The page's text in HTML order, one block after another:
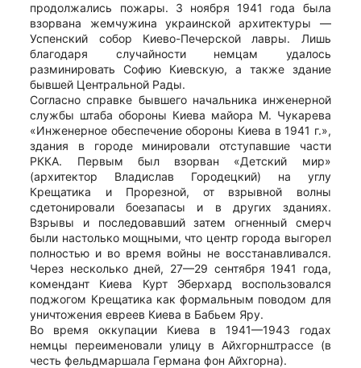
продолжались пожары. 3 ноября 1941 года была
взорвана жемчужина украинской архитектуры —
Успенский собор Киево-Печерской лавры. Лишь
благодаря случайности немцам удалось
разминировать Софию Киевскую, а также здание
бывшей Центральной Рады.
Согласно справке бывшего начальника инженерной
службы штаба обороны Киева майора М. Чукарева
«Инженерное обеспечение обороны Киева в 1941 г.»,
здания в городе минировали отступавшие части
РККА. Первым был взорван «Детский мир»
(архитектор Владислав Городецкий) на углу
Крещатика и Прорезной, от взрывной волны
сдетонировали боезапасы и в других зданиях.
Взрывы и последовавший затем огненный смерч
были настолько мощными, что центр города выгорел
полностью и во время войны не восстанавливался.
Через несколько дней, 27—29 сентября 1941 года,
комендант Киева Курт Эберхард воспользовался
поджогом Крещатика как формальным поводом для
уничтожения евреев Киева в Бабьем Яру.
Во время оккупации Киева в 1941—1943 годах
немцы переименовали улицу в Айхгорнштрассе (в
честь фельдмаршала Германа фон Айхгорна).